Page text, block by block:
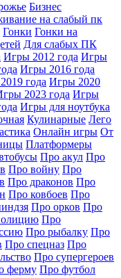
Бизнес
на слабый пк
Гонки Гонки на
Для слабых ПК
Игры 2012 года Игры
Игры 2016 года
года Игры 2020
2023 года Игры
Игры для ноутбука
Кулинарные Лего
Онлайн игры От
Платформеры
Про акул Про
Про войну Про
Про драконов Про
Про ковбоев Про
Про орков Про
Про
Про рыбалку Про
Про спецназ Про
Про супергероев
ферму Про футбол